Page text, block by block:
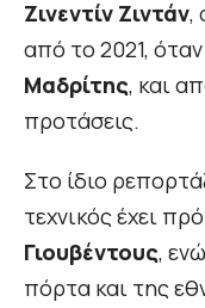
Ζινεντίν Ζιντάν,
από το 2021,
Μαδρίτης, και
προτάσεις.
Στο ίδιο
τεχνικός έχει
Γιουβέντους,
πόρτα και της